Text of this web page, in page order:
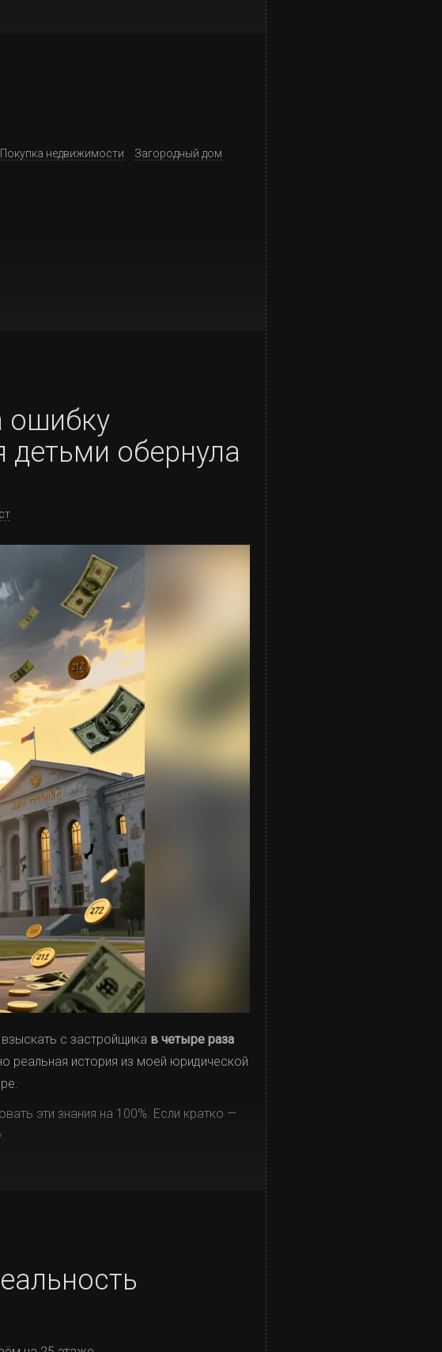
Покупка недвижимости
Загородный дом
ошибку
детьми обернула
с застройщика в четыре раза
реальная история из моей юридической
эти знания на 100%. Если кратко —